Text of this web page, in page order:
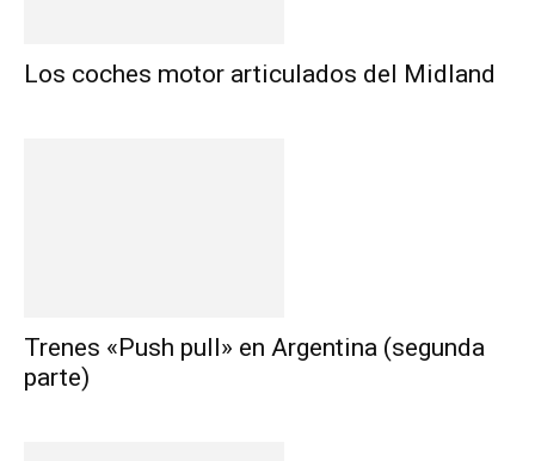
Los coches motor articulados del Midland
Trenes «Push pull» en Argentina (segunda
parte)